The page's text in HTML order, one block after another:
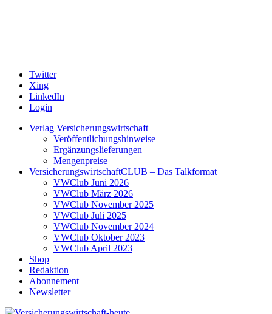
Twitter
Xing
LinkedIn
Login
Verlag Versicherungswirtschaft
Veröffentlichungshinweise
Ergänzungslieferungen
Mengenpreise
VersicherungswirtschaftCLUB – Das Talkformat
VWClub Juni 2026
VWClub März 2026
VWClub November 2025
VWClub Juli 2025
VWClub November 2024
VWClub Oktober 2023
VWClub April 2023
Shop
Redaktion
Abonnement
Newsletter